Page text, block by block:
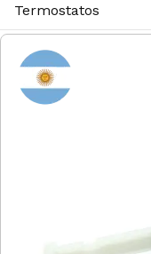
Termostatos